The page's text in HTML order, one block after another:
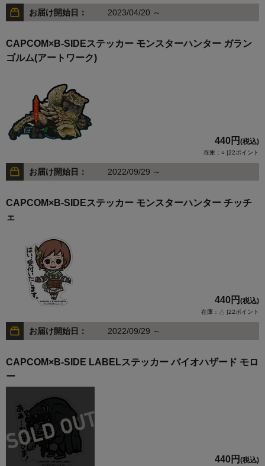
お届け開始日： 2023/04/20 ～
CAPCOM×B-SIDEステッカー モンスターハンター ガラン
ゴルム(アートワーク)
440円 (税込)
在庫：○ |22ポイント
お届け開始日： 2022/09/29 ～
CAPCOM×B-SIDEステッカー モンスターハンター チッチ
ェ
440円 (税込)
在庫：△ |22ポイント
お届け開始日： 2022/09/29 ～
CAPCOM×B-SIDE LABELステッカー バイオハザード モロ
ー
440円 (税込)